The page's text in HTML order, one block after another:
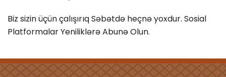
Biz sizin üçün çalışırıq Səbətdə heçnə yoxdur. Sosial
Platformalar Yeniliklərə Abunə Olun.